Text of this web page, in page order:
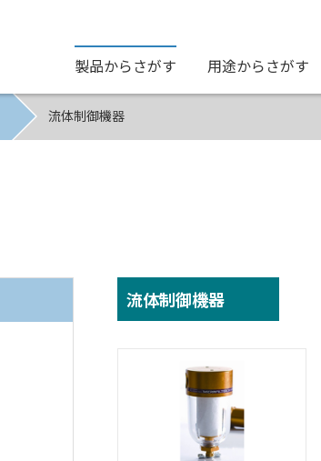
製品からさがす 用途からさがす
流体制御機器
流体制御機器